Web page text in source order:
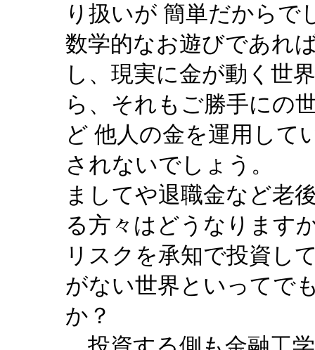
り扱いが 簡単だからで
数学的なお遊びであれ
し、現実に金が動く世
ら、それもご勝手にの
ど 他人の金を運用して
されないでしょう。
ましてや退職金など老
る方々はどうなります
リスクを承知で投資し
がない世界といってで
か？